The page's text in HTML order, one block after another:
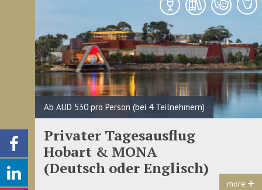
Ab AUD 530 pro Person (bei 4 Teilnehmern)
Privater Tagesausflug
Hobart & MONA
(Deutsch oder Englisch)
more